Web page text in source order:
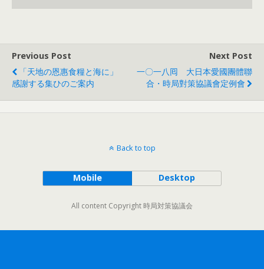
Previous Post
「天地の恩惠食糧と海に」
感謝する集ひのご案内
Next Post
一〇一八囘 大日本愛國團體聯
合・時局對策協議會定例會
Back to top
Mobile Desktop
All content Copyright 時局対策協議会